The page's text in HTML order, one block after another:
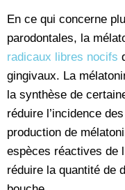
En ce qui concerne
parodontales, la
radicaux libres nocifs
gingivaux. La
la synthèse de
réduire l’incidence
production de
espèces réactives de
réduire la quantité de